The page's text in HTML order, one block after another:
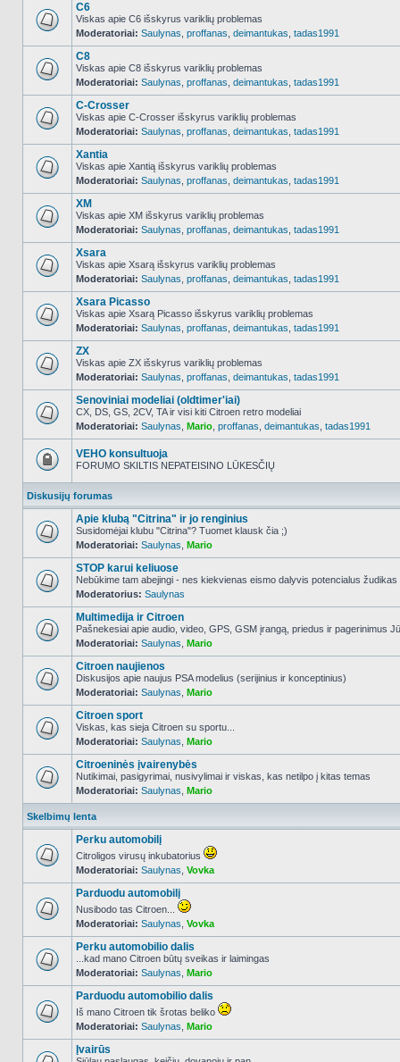
NO_UNREAD_POSTS
C6
Viskas apie C6 išskyrus variklių problemas
Moderatoriai: Saulynas proffanas deimantukas tadas1991
NO_UNREAD_POSTS
C8
Viskas apie C8 išskyrus variklių problemas
Moderatoriai: Saulynas proffanas deimantukas tadas1991
NO_UNREAD_POSTS
C-Crosser
Viskas apie C-Crosser išskyrus variklių problemas
Moderatoriai: Saulynas proffanas deimantukas tadas1991
NO_UNREAD_POSTS
Xantia
Viskas apie Xantią išskyrus variklių problemas
Moderatoriai: Saulynas proffanas deimantukas tadas1991
NO_UNREAD_POSTS
XM
Viskas apie XM išskyrus variklių problemas
Moderatoriai: Saulynas proffanas deimantukas tadas1991
NO_UNREAD_POSTS
Xsara
Viskas apie Xsarą išskyrus variklių problemas
Moderatoriai: Saulynas proffanas deimantukas tadas1991
NO_UNREAD_POSTS
Xsara Picasso
Viskas apie Xsarą Picasso išskyrus variklių problemas
Moderatoriai: Saulynas proffanas deimantukas tadas1991
NO_UNREAD_POSTS
ZX
Viskas apie ZX išskyrus variklių problemas
Moderatoriai: Saulynas proffanas deimantukas tadas1991
NO_UNREAD_POSTS
Senoviniai modeliai (oldtimer'iai)
CX, DS, GS, 2CV, TA ir visi kiti Citroen retro modeliai
Moderatoriai: Saulynas Mario proffanas deimantukas tadas1991
užrakintas
VEHO konsultuoja
FORUMO SKILTIS NEPATEISINO LŪKESČIŲ
Diskusijų forumas
NO_UNREAD_POSTS
Apie klubą "Citrina" ir jo renginius
Susidomėjai klubu "Citrina"? Tuomet klausk čia ;)
Moderatoriai: Saulynas Mario
NO_UNREAD_POSTS
STOP karui keliuose
Nebūkime tam abejingi - nes kiekvienas eismo dalyvis potencialus žudikas
Moderatorius: Saulynas
NO_UNREAD_POSTS
Multimedija ir Citroen
Pašnekesiai apie audio, video, GPS, GSM įrangą, priedus ir pagerinimus
Moderatoriai: Saulynas Mario
NO_UNREAD_POSTS
Citroen naujienos
Diskusijos apie naujus PSA modelius (serijinius ir konceptinius)
Moderatoriai: Saulynas Mario
NO_UNREAD_POSTS
Citroen sport
Viskas, kas sieja Citroen su sportu...
Moderatoriai: Saulynas Mario
NO_UNREAD_POSTS
Citroeninės įvairenybės
Nutikimai, pasigyrimai, nusivylimai ir viskas, kas netilpo į kitas temas
Moderatoriai: Saulynas Mario
Skelbimų lenta
NO_UNREAD_POSTS
Perku automobilį
Citroligos virusų inkubatorius
Moderatoriai: Saulynas Vovka
NO_UNREAD_POSTS
Parduodu automobilį
Nusibodo tas Citroen...
Moderatoriai: Saulynas Vovka
NO_UNREAD_POSTS
Perku automobilio dalis
...kad mano Citroen būtų sveikas ir laimingas
Moderatoriai: Saulynas Mario
NO_UNREAD_POSTS
Parduodu automobilio dalis
Iš mano Citroen tik šrotas beliko
Moderatoriai: Saulynas Mario
Įvairūs